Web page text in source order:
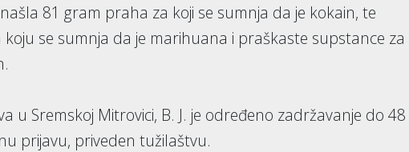
81 gram praha za koji se sumnja da je kokain, te
koju se sumnja da je marihuana i praškaste supstance za
u Sremskoj Mitrovici, B. J. je određeno zadržavanje do 48
prijavu, priveden tužilaštvu.